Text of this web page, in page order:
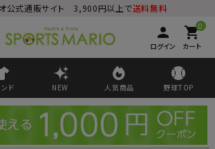
公式通販サイト 3,900円以上で送料無料
person
ログイン
0
shopping_cart
カート
ド NEW 人気商品 野球TOP